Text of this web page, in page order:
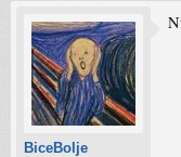
BiceBolje